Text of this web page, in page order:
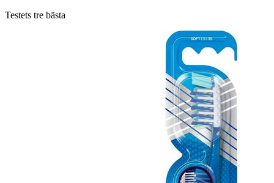
Testets tre bästa